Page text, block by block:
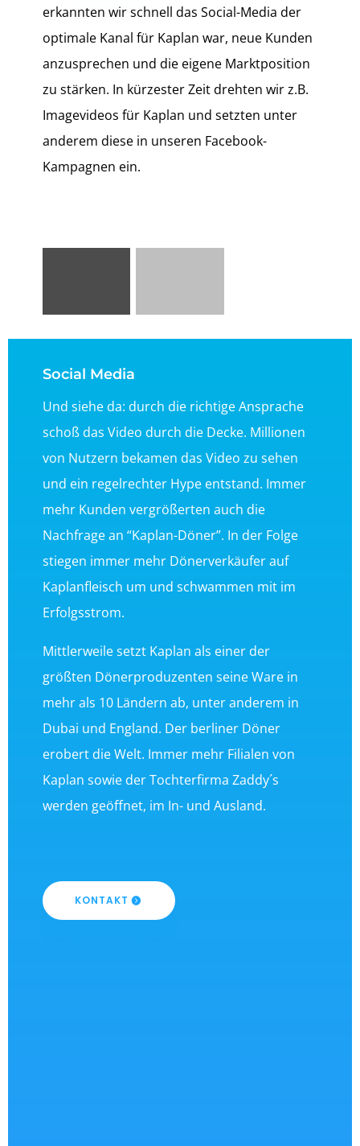
erkannten wir schnell das Social-Media der
optimale Kanal für Kaplan war, neue Kunden
anzusprechen und die eigene Marktposition
zu stärken. In kürzester Zeit drehten wir z.B.
Imagevideos für Kaplan und setzten unter
anderem diese in unseren Facebook-
Kampagnen ein.
Social Media
Und siehe da: durch die richtige Ansprache
schoß das Video durch die Decke. Millionen
von Nutzern bekamen das Video zu sehen
und ein regelrechter Hype entstand. Immer
mehr Kunden vergrößerten auch die
Nachfrage an “Kaplan-Döner”. In der Folge
stiegen immer mehr Dönerverkäufer auf
Kaplanfleisch um und schwammen mit im
Erfolgsstrom.
Mittlerweile setzt Kaplan als einer der
größten Dönerproduzenten seine Ware in
mehr als 10 Ländern ab, unter anderem in
Dubai und England. Der berliner Döner
erobert die Welt. Immer mehr Filialen von
Kaplan sowie der Tochterfirma Zaddy´s
werden geöffnet, im In- und Ausland.
KONTAKT